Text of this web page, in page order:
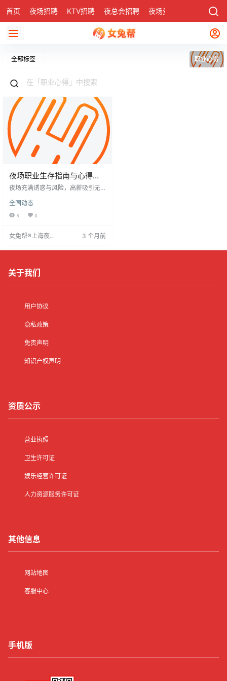
首页 夜场招聘 KTV招聘 夜总会招聘 夜场资讯 社区
全部标签 职业心得
夜场职业生存指南与心得分
享
夜场充满诱惑与风险，高薪吸引无
常受辱骂甚至暴力，薪资与付出不
成正比。长期生存需谨言慎行，坚
难以实现，寂寞成为常态。
全国动态
8 0
女兔帮®上海夜场
3 个月前
关于我们
用户协议
隐私政策
免责声明
知识产权声明
资质公示
营业执照
卫生许可证
娱乐经营许可证
人力资源服务许可证
其他信息
网站地图
客服中心
手机版